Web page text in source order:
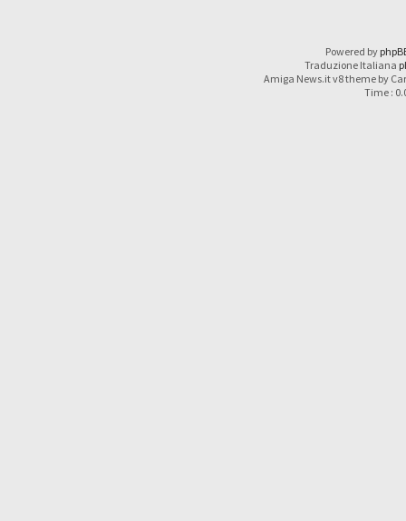
Powered by
Traduzione Italiana
Amiga News.it v8 theme by
Time :